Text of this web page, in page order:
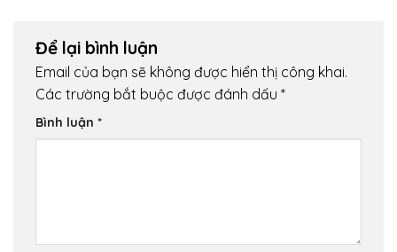
Để lại bình luận
Email của bạn sẽ không được hiển thị công khai.
Các trường bắt buộc được đánh dấu *
Bình luận *